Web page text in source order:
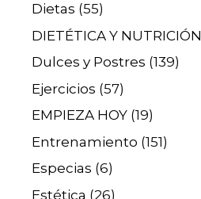
Dietas (55)
DIETÉTICA Y NUTRICIÓN
Dulces y Postres (139)
Ejercicios (57)
EMPIEZA HOY (19)
Entrenamiento (151)
Especias (6)
Estética (26)